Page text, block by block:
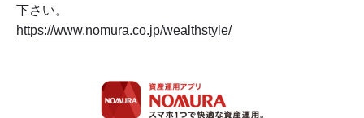
下さい。
https://www.nomura.co.jp/wealthstyle/